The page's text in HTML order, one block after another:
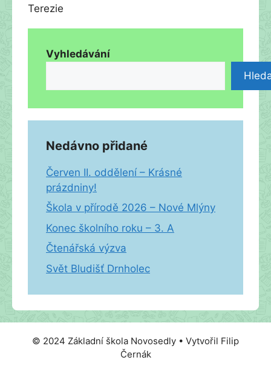
Terezie
Vyhledávání
Nedávno přidané
Červen II. oddělení – Krásné
prázdniny!
Škola v přírodě 2026 – Nové Mlýny
Konec školního roku – 3. A
Čtenářská výzva
Svět Bludišť Drnholec
© 2024 Základní škola Novosedly • Vytvořil Filip
Černák